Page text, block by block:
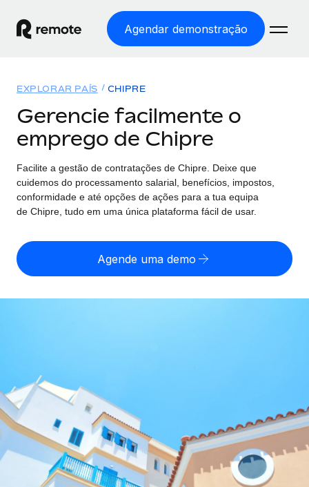
Agendar demonstração
EMPREGO GLOBAL
Processamento Salarial
Processamento salarial fácil e em conformidade
Employer of Record
entidades
Perguntar a um especialista
Obtenha apoio especializado em RH e
conformidade globais
Soluções
COBERTURA GLOBAL
Explorador de países
Encontra apoio para emprego global por país
Comparar a Remote
Veja como nos comparamos com os outros
CASE STUDIES
Preçário
English
Español
Italiano
Português (Portugal)
Início de sessão
EXPLORAR PAÍS CHIPRE
Gerencie facilmente o
emprego de Chipre
Facilite a gestão de contratações de Chipre. Deixe que
cuidemos do processamento salarial, benefícios, impostos,
conformidade e até opções de ações para a tua equipa
de Chipre, tudo em uma única plataforma fácil de usar.
Agende uma demo